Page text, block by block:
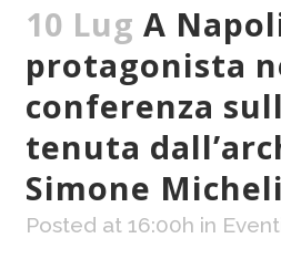
10 Lug A
protagonista
conferenza
tenuta
Simone Micheli
Posted at 16:00h in